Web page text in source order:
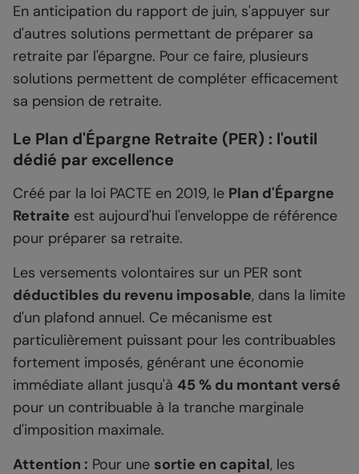
En anticipation du rapport de juin, s'appuyer sur
d'autres solutions permettant de préparer sa
retraite par l'épargne. Pour ce faire, plusieurs
solutions permettent de compléter efficacement
sa pension de retraite.
Le Plan d'Épargne Retraite (PER) : l'outil
dédié par excellence
Créé par la loi PACTE en 2019, le Plan d'Épargne
Retraite est aujourd'hui l'enveloppe de référence
pour préparer sa retraite.
Les versements volontaires sur un PER sont
déductibles du revenu imposable, dans la limite
d'un plafond annuel. Ce mécanisme est
particulièrement puissant pour les contribuables
fortement imposés, générant une économie
immédiate allant jusqu'à 45 % du montant versé
pour un contribuable à la tranche marginale
d'imposition maximale.
Attention : Pour une sortie en capital, les